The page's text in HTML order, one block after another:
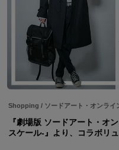
Shopping / ソードアート・オンライ
『劇場版 ソードアート・オ
スケール-』より、コラボリ